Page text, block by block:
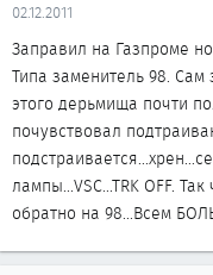
02.12.2011
Заправил на Газпроме
Типа заменитель 98. Сам
этого дерьмища почти
почувствовал
лампы...VSC...TRK OFF.
обратно на 98...Всем